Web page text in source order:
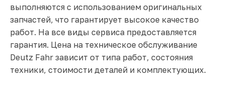
выполняются с использованием оригинальных
запчастей, что гарантирует высокое качество
работ. На все виды сервиса предоставляется
гарантия. Цена на техническое обслуживание
Deutz Fahr зависит от типа работ, состояния
техники, стоимости деталей и комплектующих.